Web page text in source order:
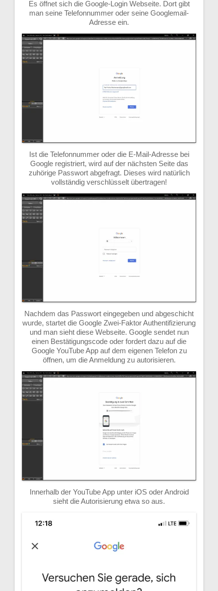
Es öffnet sich die Google-Login Webseite. Dort gibt
man seine Telefonnummer oder seine Googlemail-
Adresse ein.
Ist die Telefonnummer oder die E-Mail-Adresse bei
Google registriert, wird auf der nächsten Seite das
zuhörige Passwort abgefragt. Dieses wird natürlich
vollständig verschlüsselt übertragen!
Nachdem das Passwort eingegeben und abgeschicht
wurde, startet die Google Zwei-Faktor Authentifizierung
und man sieht diese Webseite. Google sendet nun
einen Bestätigungscode oder fordert dazu auf die
Google YouTube App auf dem eigenen Telefon zu
öffnen, um die Anmeldung zu autorisieren.
Innerhalb der YouTube App unter iOS oder Android
sieht die Autorisierung etwa so aus.